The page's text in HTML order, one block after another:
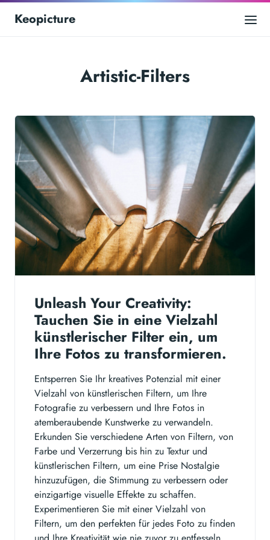
Keopicture
Artistic-Filters
Unleash Your Creativity:
Tauchen Sie in eine Vielzahl
künstlerischer Filter ein, um
Ihre Fotos zu transformieren.
Entsperren Sie Ihr kreatives Potenzial mit einer
Vielzahl von künstlerischen Filtern, um Ihre
Fotografie zu verbessern und Ihre Fotos in
atemberaubende Kunstwerke zu verwandeln.
Erkunden Sie verschiedene Arten von Filtern, von
Farbe und Verzerrung bis hin zu Textur und
künstlerischen Filtern, um eine Prise Nostalgie
hinzuzufügen, die Stimmung zu verbessern oder
einzigartige visuelle Effekte zu schaffen.
Experimentieren Sie mit einer Vielzahl von
Filtern, um den perfekten für jedes Foto zu finden